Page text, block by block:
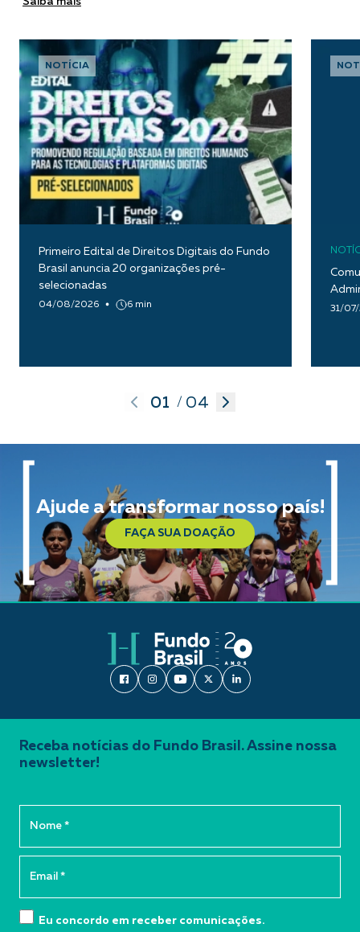
NOTÍCIA
Primeiro Edital de Direitos Digitais do Fundo
Brasil anuncia 20 organizações pré-
selecionadas
04/08/2026 6 min 31/
01 / 04
Ajude a transformar nosso país!
FAÇA SUA DOAÇÃO
Receba notícias do Fundo Brasil. Assine nossa
newsletter!
Eu concordo em receber comunicações.